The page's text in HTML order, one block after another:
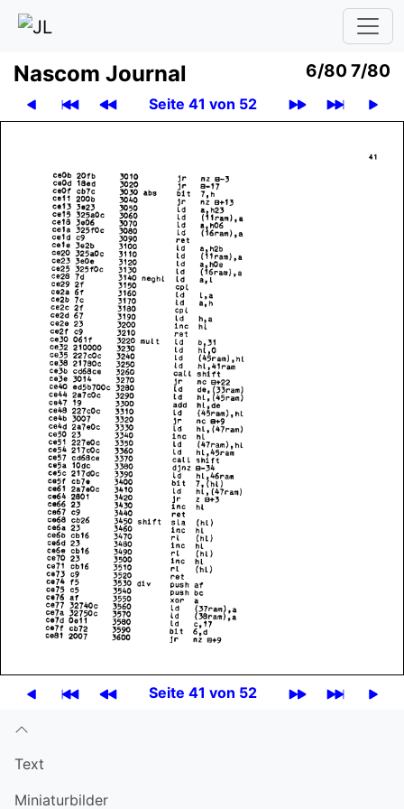
Nascom Journal 6/80 7/80
Seite 41 von 52
Seite 41 von 52
Text
Miniatur­bilder